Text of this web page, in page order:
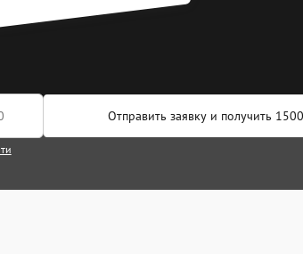
Отправить заявку и получить